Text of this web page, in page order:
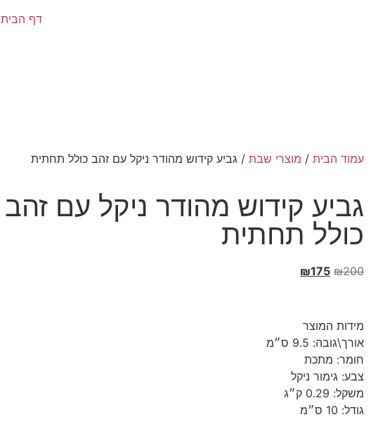
דף הבית
עמוד הבית / מוצרי שבת / גביע קידוש מהודר ניקל עם זהב כולל תחתית
גביע קידוש מהודר ניקל עם זהב
כולל תחתית
₪200
₪175
מידות המוצר
אורך\גובה: 9.5 ס״מ
חומר: מתכת
צבע: גימור ניקל
משקל: 0.29 ק״ג
גודל: 10 ס״מ